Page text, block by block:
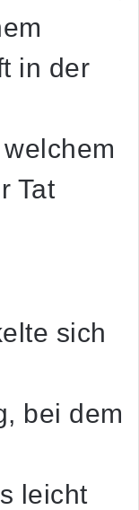
in der
Tat
sich
bei dem
leicht